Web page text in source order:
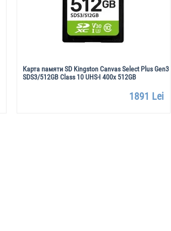
Карта памяти SD Kingston Canvas Select Plus Gen3
SDS3/512GB Class 10 UHS-I 400x 512GB
1891 Lei